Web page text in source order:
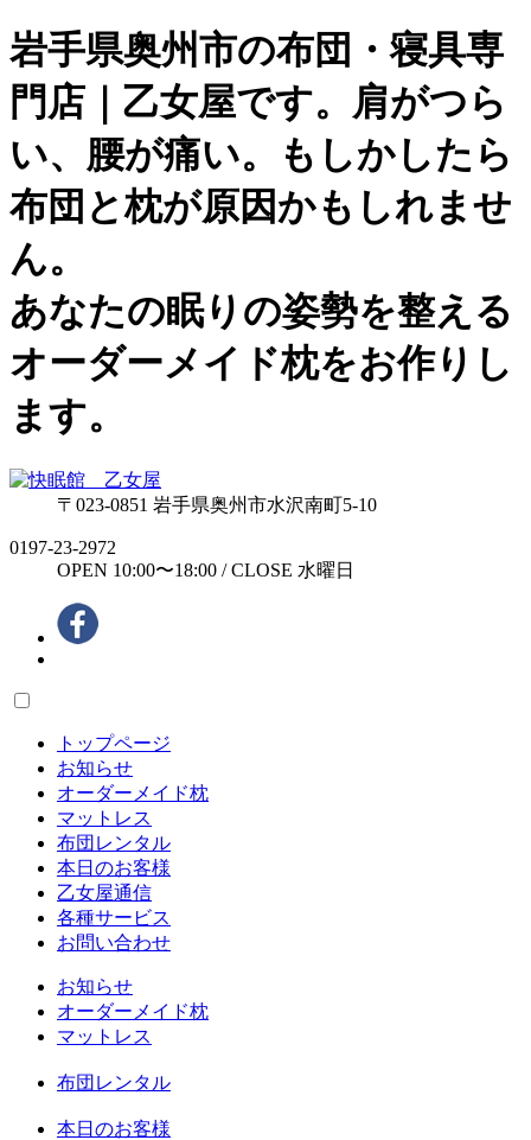
岩手県奥州市の布団・寝具専
門店｜乙女屋です。肩がつら
い、腰が痛い。もしかしたら
布団と枕が原因かもしれませ
ん。
あなたの眠りの姿勢を整える
オーダーメイド枕をお作りし
ます。
〒023-0851 岩手県奥州市水沢南町5-10
0197-23-2972
OPEN 10:00〜18:00 / CLOSE 水曜日
トップページ
お知らせ
オーダーメイド枕
マットレス
布団レンタル
本日のお客様
乙女屋通信
各種サービス
お問い合わせ
お知らせ
オーダーメイド枕
マットレス
布団レンタル
本日のお客様